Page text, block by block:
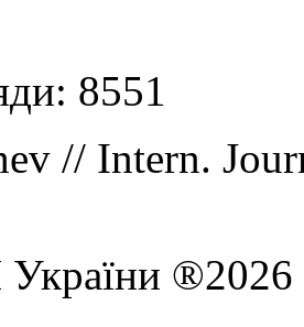
8551
// Intern.
®2026